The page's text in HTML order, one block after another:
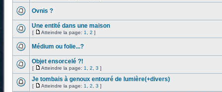
Ovnis ?
Une entité dans une maison
[ Atteindre la page: 1 2 ]
Médium ou folie...?
Objet ensorcelé ?!
[ Atteindre la page: 1 2 3 ]
Je tombais à genoux entouré de lumière(+divers)
[ Atteindre la page: 1 2 3 ]